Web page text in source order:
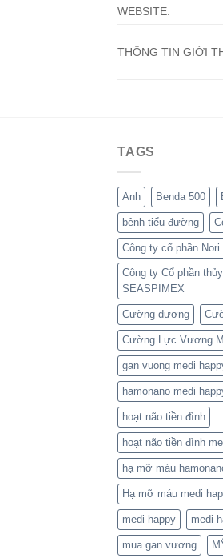
WEBSITE:
THÔNG TIN GIỚI
TAGS
Anh Benda 500
bệnh tiểu đường
Công ty cổ phần Nori
Công ty Cổ phần
SEASPIMEX
Cường dương
Cường Lực Vương
gan vuong medi
hamonano medi
hoạt não tiền đình
hoạt não tiền đình
hạ mỡ máu
Hạ mỡ máu medi
medi happy medi
mua gan vương